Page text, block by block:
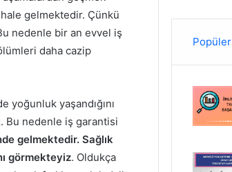
gelmektedir. Çünkü
nedenle bir an evvel iş
daha cazip
yoğunluk yaşandığını
Bu nedenle iş garantisi
gelmektedir. Sağlık
görmekteyiz. Oldukça
Popüler